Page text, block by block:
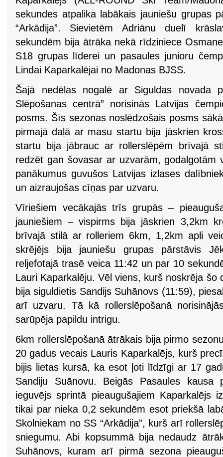
sekundes atpalika labākais jauniešu grupas
“Arkādija”. Sievietēm Adriānu duelī
sekundēm bija ātrāka nekā rīdziniece
S18 grupas līderei un pasaules junioru
Lindai Kaparkalējai no Madonas BJSS.
Šajā nedēļas nogalē ar Siguldas novada
Slēpošanas centrā” norisinās Latvijas
posms. Šīs sezonas noslēdzošais posms
pirmajā daļā ar masu startu bija jāskrien
startu bija jābrauc ar rollerslēpēm brīvajā
redzēt gan šovasar ar uzvarām, godalgotām
panākumus guvušos Latvijas izlases
un aizraujošas cīņas par uzvaru.
Vīriešiem vecākajās trīs grupās –
jauniešiem – vispirms bija jāskrien 3,2km
brīvajā stilā ar rolleriem 6km, 1,2km apli
skrējējs bija jauniešu grupas pārstāvis
reljefotajā trasē veica 11:42 un par 10
Lauri Kaparkalēju. Vēl viens, kurš noskrēja
bija siguldietis Sandijs Suhānovs (11:59),
arī uzvaru. Tā kā rollerslēpošanā
sarūpēja papildu intrigu.
6km rollerslēpošanā ātrākais bija pirmo
20 gadus vecais Lauris Kaparkalējs, kurš
bijis lietas kursā, ka esot ļoti līdzīgi ar 17
Sandiju Suānovu. Beigās Pasaules kausa
ieguvējs sprintā pieaugušajiem Kaparkalējs
tikai par nieka 0,2 sekundēm esot priekšā
Skolniekam no SS “Arkādija”, kurš arī
sniegumu. Abi kopsummā bija nedaudz
Suhānovs, kuram arī pirmā sezona